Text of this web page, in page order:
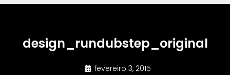
design_rundubstep_original
fevereiro 3, 2015